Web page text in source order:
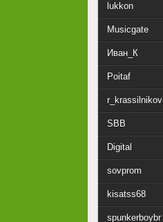
lukkon
Musicgate
Иван_К
Poitaf
r_krassilnikov
SBB
Digital
sovprom
kisatss68
spunkerboybr